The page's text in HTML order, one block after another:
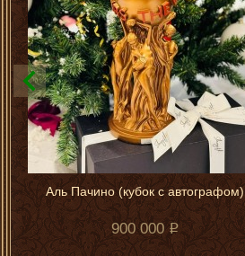
Аль Пачино (кубок с автографом)
900 000